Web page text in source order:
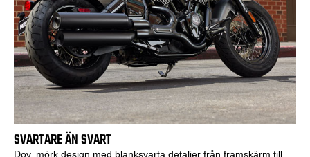
SVARTARE ÄN SVART
Dov, mörk design med blanksvarta detaljer från framskärm till